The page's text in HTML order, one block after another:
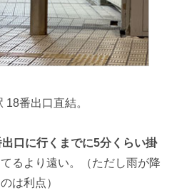
番出口直結。
出口に行くまでに5分くらい掛
るより遠い。（ただし雨が降
は利点）